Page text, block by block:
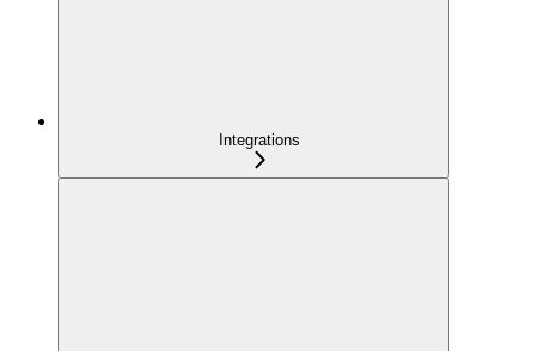
Integrations